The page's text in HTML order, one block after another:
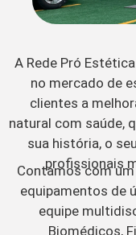
A Rede Pró
no mercado de
clientes a
natural com saúde,
sua história, o
profissionais
Contamos com
equipamentos de
equipe
Biomédicos,